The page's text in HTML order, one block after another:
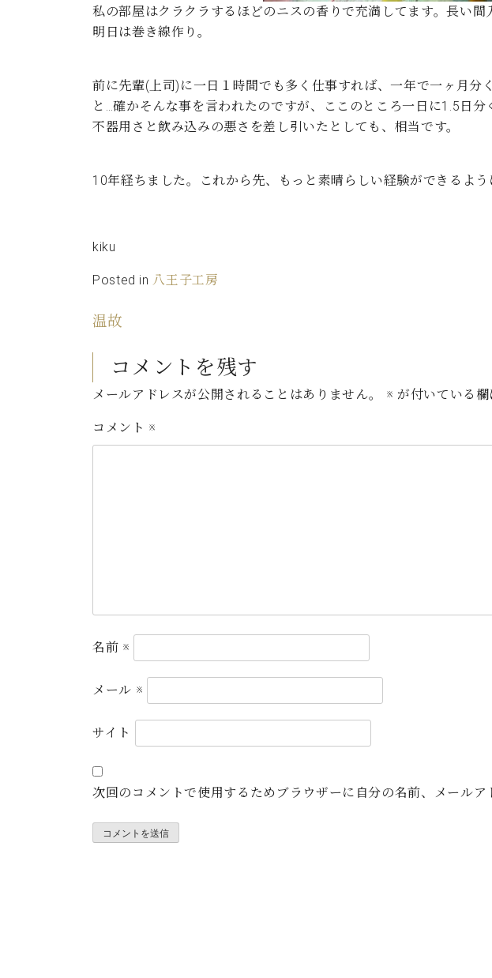
私の部屋はクラクラするほどのニスの香りで充満してます。長い間
明日は巻き線作り。
前に先輩(上司)に一日１時間でも多く仕事すれば、一年で一ヶ月分
と…確かそんな事を言われたのですが、ここのところ一日に1.5日
不器用さと飲み込みの悪さを差し引いたとしても、相当です。
10年経ちました。これから先、もっと素晴らしい経験ができるよう
kiku
Posted in 八王子工房
温故
コメントを残す
メールアドレスが公開されることはありません。 ※ が付いている
コメント ※
名前 ※
メール ※
サイト
次回のコメントで使用するためブラウザーに自分の名前、メールア